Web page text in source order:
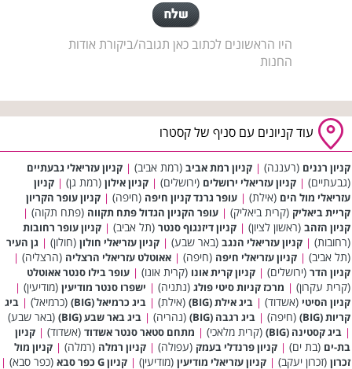
היו הראשונים לכתוב כאן תגובה/ביקורת אודות
החנות
עוד קניונים עם סניף של קסטרו
קניון רננים (רעננה) | קניון רמת אביב (רמת אביב) | קניון עזריאלי גבעתיים
(גבעתיים) | קניון עזריאלי ירושלים (ירושלים) | קניון אילון (רמת גן) | קניון
עזריאלי מול הים (אילת) | עופר גרנד קניון חיפה (חיפה) | קניון עופר הקריון
קריית ביאליק (קרית ביאליק) | עופר הקניון הגדול פתח תקווה (פתח תקוה) |
קניון הזהב (ראשון לציון) | קניון דיזנגוף סנטר (תל אביב) | קניון עופר רחובות
(רחובות) | קניון עזריאלי הנגב (באר שבע) | קניון עזריאלי חולון (חולון) | גן העיר
(תל אביב) | קניון עזריאלי חיפה (חיפה) | אאוטלט עזריאלי הרצליה (הרצליה) |
קניון הדר (ירושלים) | קניון קרית אונו (קרית אונו) | עופר בילו סנטר אאוטלט
(קרית עקרון) | מרכז קניות סיטי פולג (נתניה) | ישפרו סנטר מודיעין (מודיעין) |
קניון הסיטי (אשדוד) | ביג אילת (BIG) (אילת) | ביג כרמיאל (BIG) (כרמיאל) | ביג
קריות (BIG)
(חיפה) | ביג רגבה (BIG) (נהריה) | ביג באר שבע (BIG) (באר שבע)
| ביג קסטינה (BIG) (קרית מלאכי) | מתחם סטאר סנטר אשדוד (אשדוד) | קניון
בת-ים (בת ים) | קניון פרנדלי בעמק (עפולה) | קניון רמלה (רמלה) | קניון מול
זכרון (זכרון יעקב) | קניון עזריאלי מודיעין (מודיעין) | קניון G כפר סבא (כפר סבא) |